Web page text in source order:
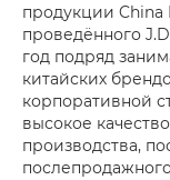
продукции China
проведённого
год подряд
китайских
корпоративной
высокое
производства,